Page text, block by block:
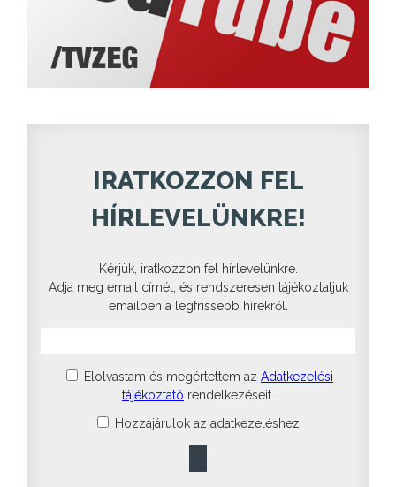
IRATKOZZON FEL
HÍRLEVELÜNKRE!
Kérjük, iratkozzon fel hírlevelünkre.
Adja meg email címét, és rendszeresen tájékoztatjuk
emailben a legfrissebb hírekről.
Elolvastam és megértettem az Adatkezelési
tájékoztató rendelkezéseit.
Hozzájárulok az adatkezeléshez.